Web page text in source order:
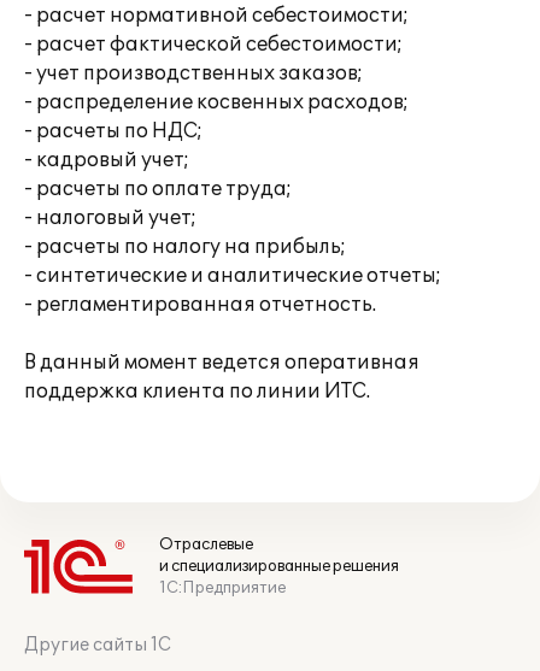
- расчет нормативной себестоимости;
- расчет фактической себестоимости;
- учет производственных заказов;
- распределение косвенных расходов;
- расчеты по НДС;
- кадровый учет;
- расчеты по оплате труда;
- налоговый учет;
- расчеты по налогу на прибыль;
- синтетические и аналитические отчеты;
- регламентированная отчетность.
В данный момент ведется оперативная
поддержка клиента по линии ИТС.
Отраслевые
и специализированные решения
1С:Предприятие
Другие сайты 1С